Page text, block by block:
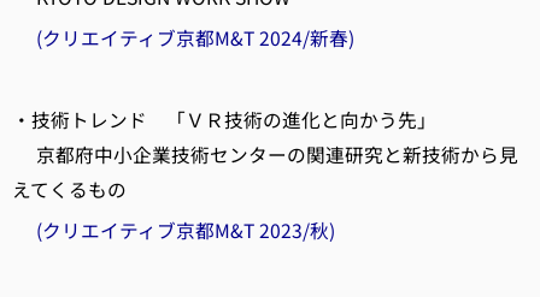
(クリエイティブ京都M&T 2024/新春)
・技術トレンド 「ＶＲ技術の進化と向かう先」
京都府中小企業技術センターの関連研究と新技術から見
えてくるもの
(クリエイティブ京都M&T 2023/秋)